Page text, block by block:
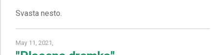
May 11, 2021,